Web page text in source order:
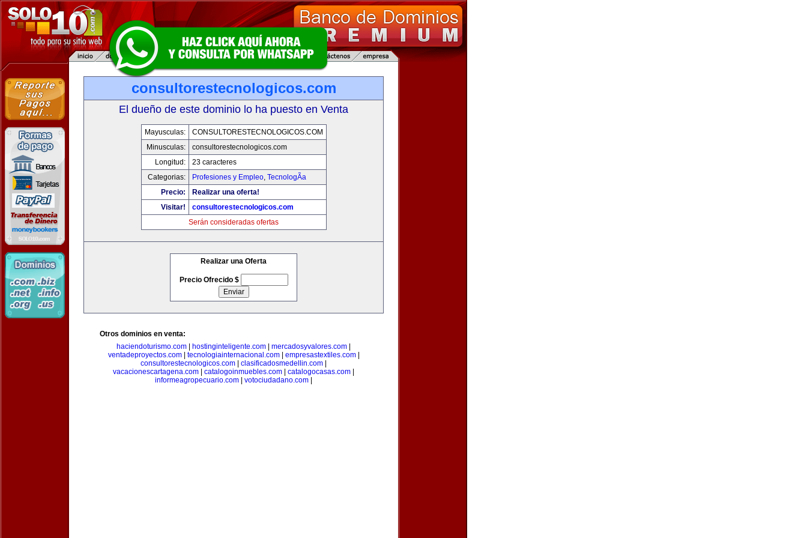
consultorestecnologicos.com
El dueño de este dominio lo ha puesto en Venta
Mayusculas:
CONSULTORESTECNOLOGICOS.COM
Minusculas:
consultorestecnologicos.com
Longitud:
23 caracteres
Categorias:
Profesiones y Empleo, TecnologÃ­a
Precio:
Realizar una oferta!
Visitar!
consultorestecnologicos.com
Serán consideradas ofertas
Realizar una Oferta
Precio Ofrecido $
Otros dominios en venta:
haciendoturismo.com
hostinginteligente.com mercadosyvalores.com
ventadeproyectos.com| tecnologiainternacional.com| empresastextiles.com|
consultorestecnologicos.com
clasificadosmedellin.com
vacacionescartagena.com
catalogoinmuebles.com catalogocasas.com
informeagropecuario.com
votociudadano.com